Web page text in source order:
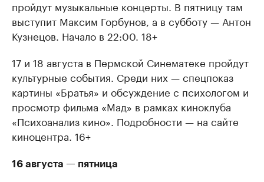
Крупнейшие производители и
продавцы медийной продукции
Ознакомьтесь с информацией в каталоге
Страховые
пройдут музыкальные концерты. В пятницу там
выступит Максим Горбунов, а в субботу — Антон
Кузнецов. Начало в 22:00. 18+
17 и 18 августа в Пермской Синематеке пройдут
культурные события. Среди них — спецпоказ
картины «Братья» и обсуждение с психологом и
просмотр фильма «Мад» в рамках киноклуба
«Психоанализ кино». Подробности — на сайте
киноцентра. 16+
16 августа — пятница